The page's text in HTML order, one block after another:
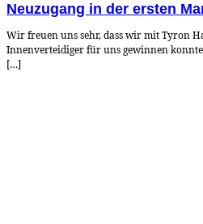
Neuzugang in der ersten
Wir freuen uns sehr, dass wir mit Tyron
Innenverteidiger für uns gewinnen
[…]